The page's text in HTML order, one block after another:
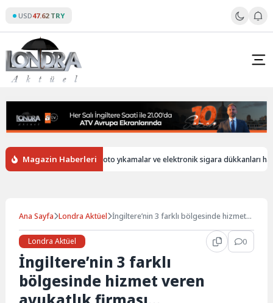
content
USD47.62 TRY
Magazin Haberleri
İngiltere’de oto yıkamalar ve elektronik sigara dükkanları hala
Ana Sayfa Londra Aktüel İngiltere’nin 3 farklı bölgesinde hizmet
Londra Aktüel
0
İngiltere’nin 3 farklı
bölgesinde hizmet veren